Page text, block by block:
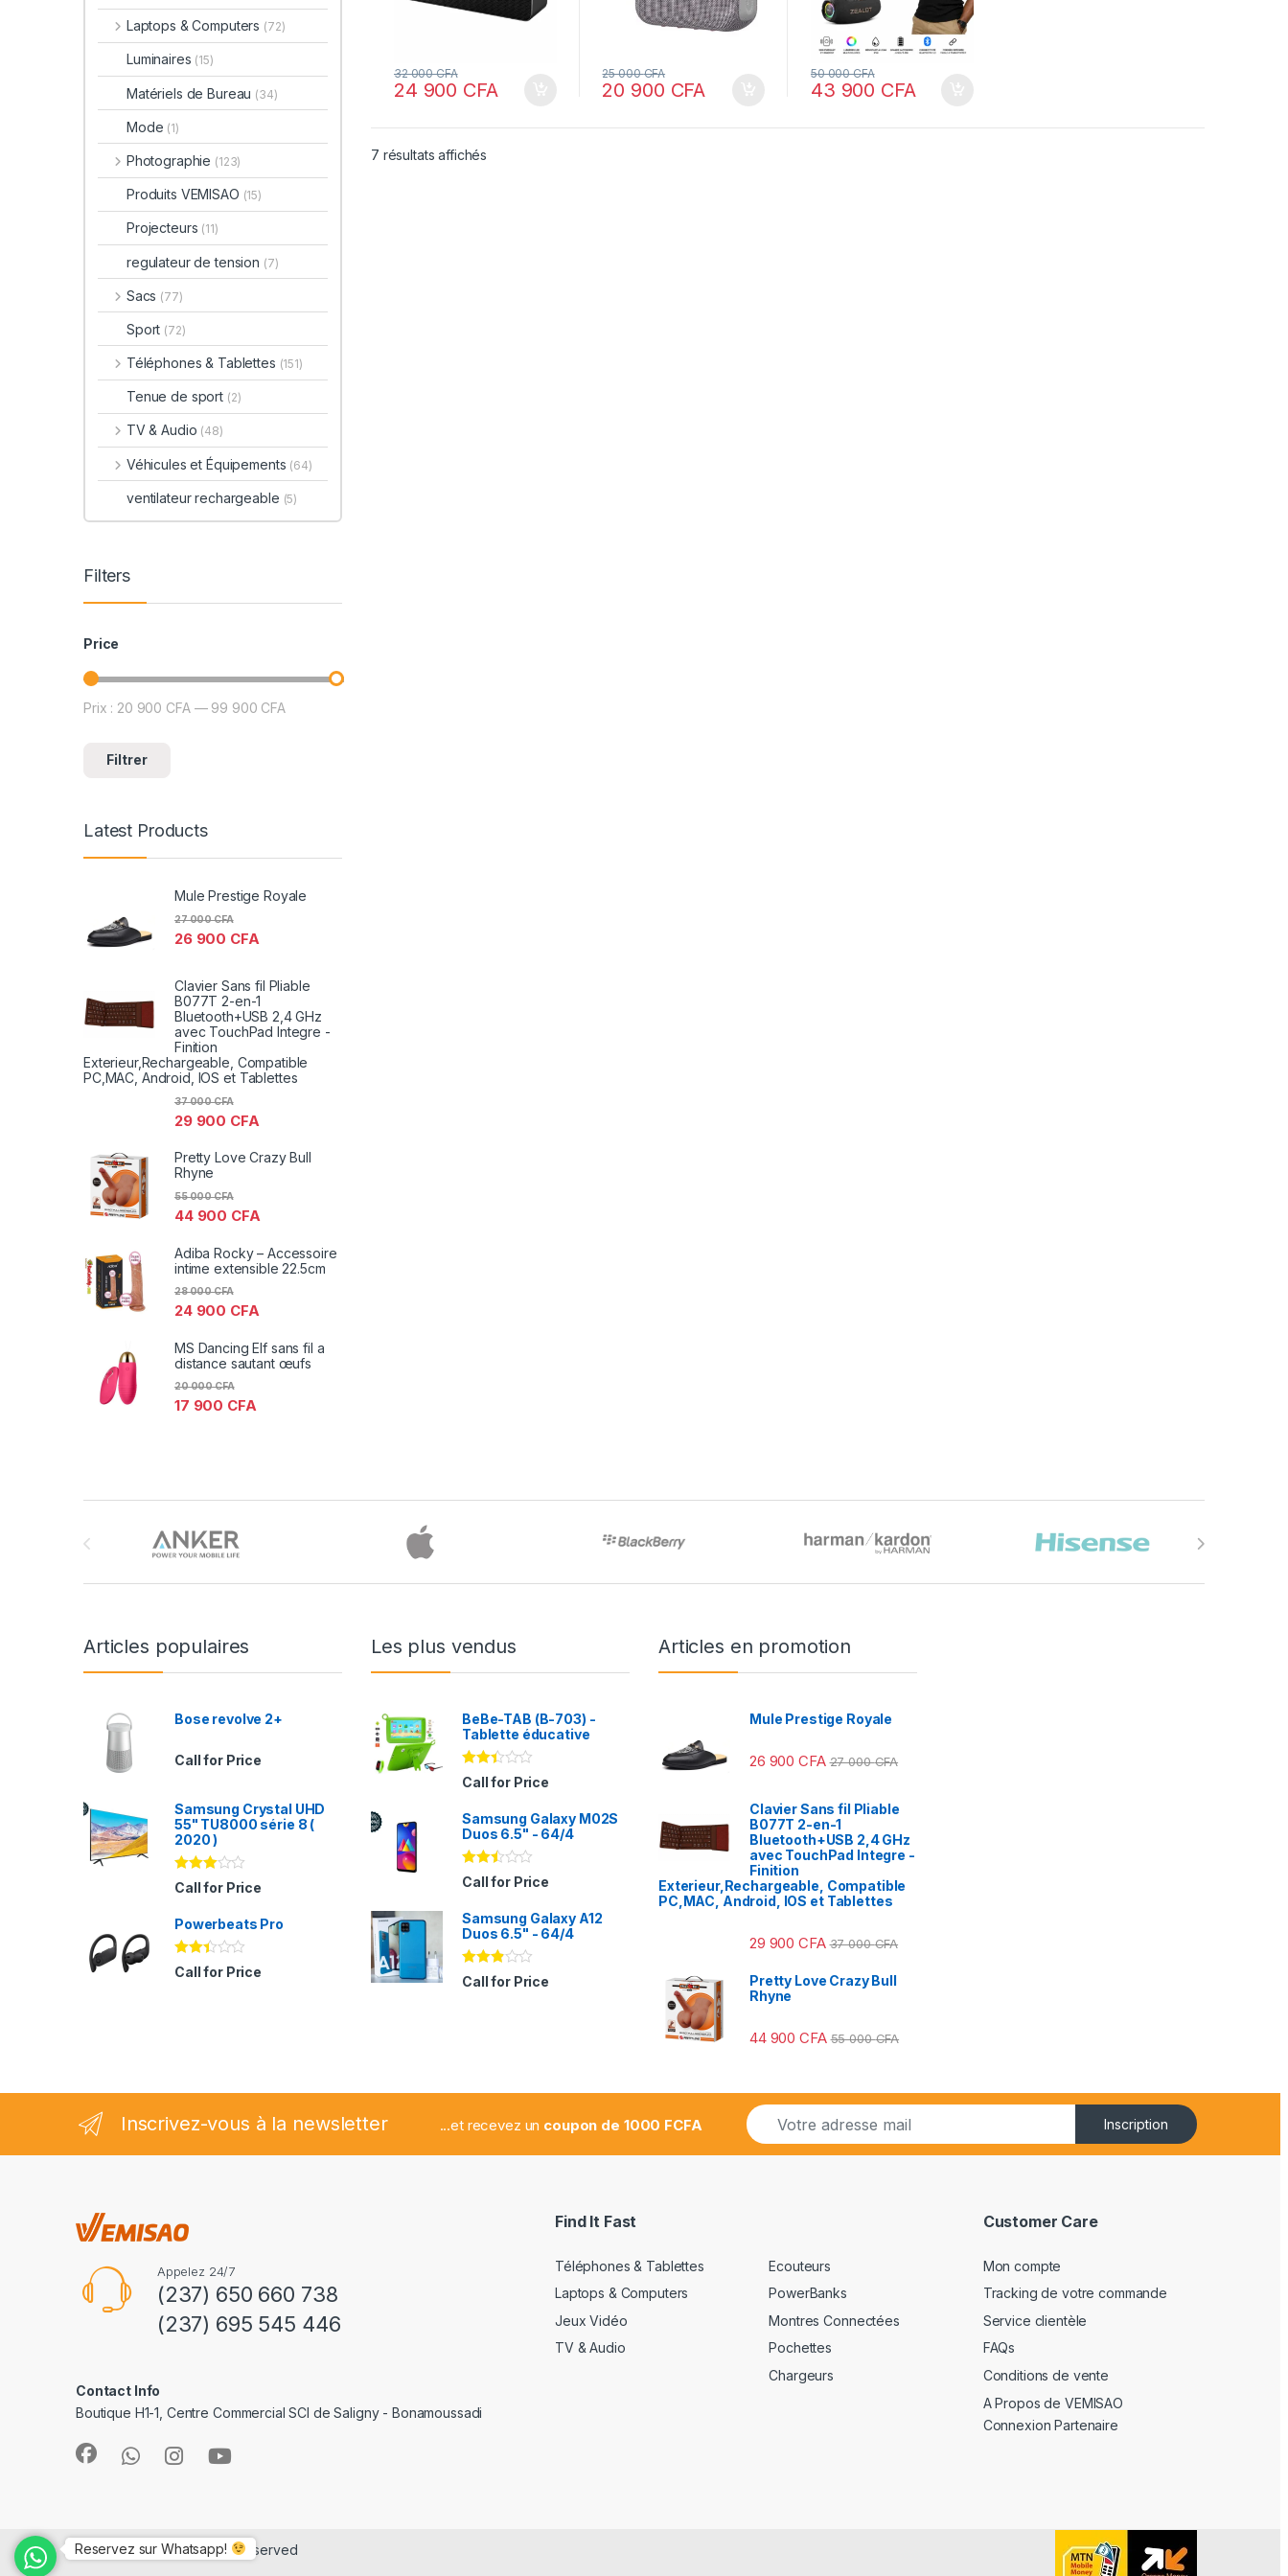
24 900 CFA
32 000CFA
20 900 CFA
25 000CFA
43 900 CFA
50 000CFA
7 résultats affichés
Laptops & Computers (72)
Luminaires (15)
Matériels de Bureau (34)
Mode (1)
Photographie (123)
Produits VEMISAO (15)
Projecteurs (11)
regulateur de tension (7)
Sacs (77)
Sport (72)
Téléphones & Tablettes (151)
Tenue de sport (2)
TV & Audio (48)
Véhicules et Équipements (64)
ventilateur rechargeable (5)
Filters
Price
Prix min
Prix max
Filtrer
Prix : 20 900 CFA— 99 900 CFA
Latest Products
Mule Prestige Royale
26 900 CFA
27 000CFA
Clavier Sans fil Pliable
B077T 2-en-1
Bluetooth+USB 2,4 GHz
avec TouchPad Integre -
Finition
Exterieur,Rechargeable, Compatible
PC,MAC, Android, IOS et Tablettes
29 900 CFA
37 000CFA
Pretty Love Crazy Bull
Rhyne
44 900 CFA
55 000CFA
Adiba Rocky – Accessoire
intime extensible 22.5cm
24 900 CFA
28 000CFA
MS Dancing Elf sans fil a
distance sautant œufs
17 900 CFA
20 000CFA
Articles populaires
Bose revolve 2+
Call for Price
Samsung Crystal UHD
55" TU8000 série 8 (
2020 )
Note
2.94
Call for Price
Powerbeats Pro
Note
2.35
Call for Price
Les plus vendus
BeBe-TAB (B-703) -
Tablette éducative
Note
2.31
5
Call for Price
Samsung Galaxy M02S
Duos 6.5" - 64/4
Note
2.41
5
Call for Price
Samsung Galaxy A12
Duos 6.5" - 64/4
Note
2.78
Call for Price
Articles en promotion
Mule Prestige Royale
26 900CFA 27 000CFA
Clavier Sans fil Pliable
B077T 2-en-1
Bluetooth+USB 2,4 GHz
avec TouchPad Integre -
Finition
Exterieur,Rechargeable, Compatible
PC,MAC, Android, IOS et Tablettes
29 900CFA 37 000CFA
Pretty Love Crazy Bull
Rhyne
44 900CFA 55 000CFA
Inscrivez-vous à la newsletter ...et recevez un coupon de 1000 FCFA
E
m
a
Inscription
Appelez 24/7
(237) 650 660 738
(237) 695 545 446
Contact Info
Boutique H1-1, Centre Commercial SCI de Saligny - Bonamoussadi
Find It Fast
Téléphones & Tablettes
Laptops & Computers
Jeux Vidéo
TV & Audio
Ecouteurs
PowerBanks
Montres Connectées
Pochettes
Chargeurs
Customer Care
Mon compte
Tracking de votre commande
Service clientèle
FAQs
Conditions de vente
A Propos de VEMISAO
Connexion Partenaire
©e-Vemisao- All Rights Reserved
Reservez sur Whatsapp!